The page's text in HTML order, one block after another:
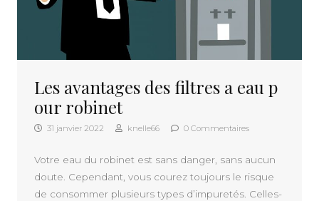
Les avantages des filtres a eau p
our robinet
31 janvier 2022 knelle66 0 Commentaires
Votre eau du robinet est sans danger, sans aucun
doute. Cependant, vous courez toujours le risque
de consommer plusieurs types d’impuretés. Celles-